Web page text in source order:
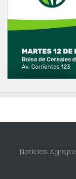
Noticias